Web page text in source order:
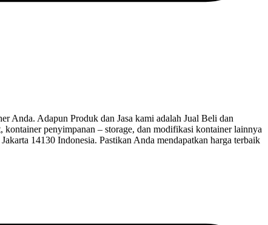
Adapun Produk dan Jasa kami adalah Jual Beli dan
penyimpanan – storage, dan modifikasi kontainer lainnya
14130 Indonesia. Pastikan Anda mendapatkan harga terbaik